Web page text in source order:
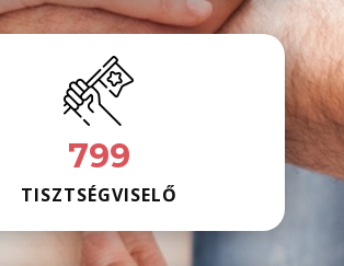
800
TISZTSÉGVISELŐ